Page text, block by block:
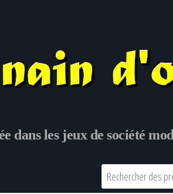
dans les jeux de société